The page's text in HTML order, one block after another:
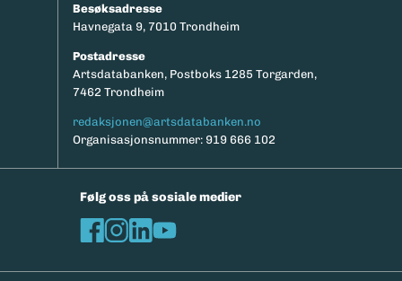
Besøksadresse
Havnegata 9, 7010 Trondheim
Postadresse
Artsdatabanken, Postboks 1285 Torgarden,
7462 Trondheim
redaksjonen@artsdatabanken.no
Organisasjonsnummer: 919 666 102
Følg oss på sosiale medier